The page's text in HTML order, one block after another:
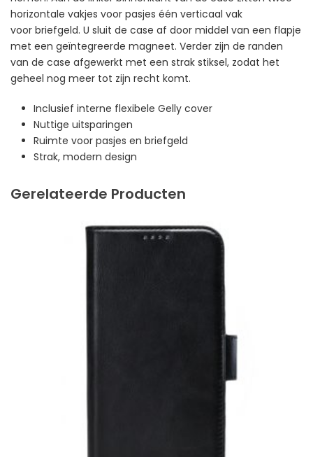
horizontale vakjes voor pasjes één verticaal vak
voor briefgeld. U sluit de case af door middel van een flapje
met een geïntegreerde magneet. Verder zijn de randen
van de case afgewerkt met een strak stiksel, zodat het
geheel nog meer tot zijn recht komt.
Inclusief interne flexibele Gelly cover
Nuttige uitsparingen
Ruimte voor pasjes en briefgeld
Strak, modern design
Gerelateerde Producten